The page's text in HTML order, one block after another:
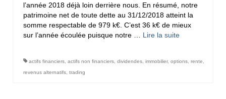
l’année 2018 déjà loin derrière nous. En résumé, notre
patrimoine net de toute dette au 31/12/2018 atteint la
somme respectable de 979 k€. C’est 36 k€ de mieux
sur l’année écoulée puisque notre … Lire la suite­­
actifs financiers actifs non financiers dividendes immobilier, options rente
revenus alternatifs trading